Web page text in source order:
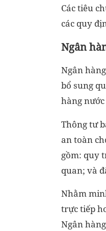
Các tiêu
các quy
Ngân
Ngân
bổ sung
hàng
Thông tư
an toàn
gồm: quy
quan; và
Nhằm
trực tiếp
Ngân